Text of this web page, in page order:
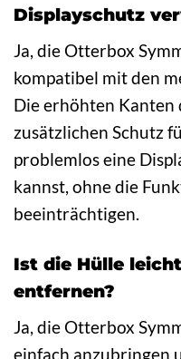
Displayschutz
Ja, die Otterbox
kompatibel mit den
Die erhöhten Kanten
zusätzlichen Schutz
problemlos eine
kannst, ohne die
beeinträchtigen.
Ist die Hülle
entfernen?
Ja, die Otterbox
einfach anzubringen